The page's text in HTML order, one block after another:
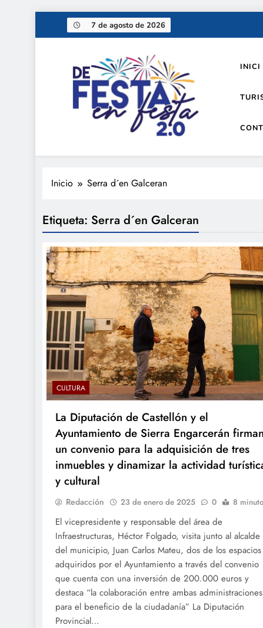
7 de agosto de 2026
De festa en festa 2.0
INICI
Inicio Serra d´en Galceran
Etiqueta: Serra d´en Galceran
CULTURA
La Diputación de Castellón y el
Ayuntamiento de Sierra Engarcerán firman
un convenio para la adquisición de tres
inmuebles y dinamizar la actividad
y cultural
Redacción 23 de enero de 2025 0 8
El vicepresidente y responsable del área de
Infraestructuras, Héctor Folgado, visita junto al alcalde
del municipio, Juan Carlos Mateu, dos de los espacios
adquiridos por el Ayuntamiento a través del convenio
que cuenta con una inversión de 200.000 euros y
destaca “la colaboración entre ambas administraciones
para el beneficio de la ciudadanía” La Diputación
Provincial…